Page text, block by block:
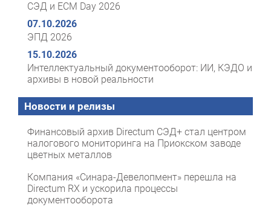
СЭД и ECM Day 2026
07.10.2026
ЭПД 2026
15.10.2026
Интеллектуальный документооборот: ИИ, КЭДО и
архивы в новой реальности
Новости и релизы
Финансовый архив Directum СЭД+ стал центром
налогового мониторинга на Приокском заводе
цветных металлов
Компания «Синара-Девелопмент» перешла на
Directum RX и ускорила процессы
документооборота